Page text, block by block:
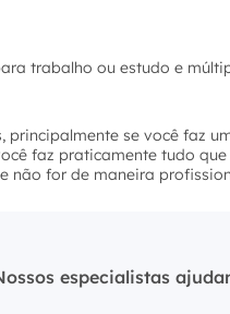
trabalho ou estudo e
se você faz
faz praticamente tudo
não for de maneira
especialistas